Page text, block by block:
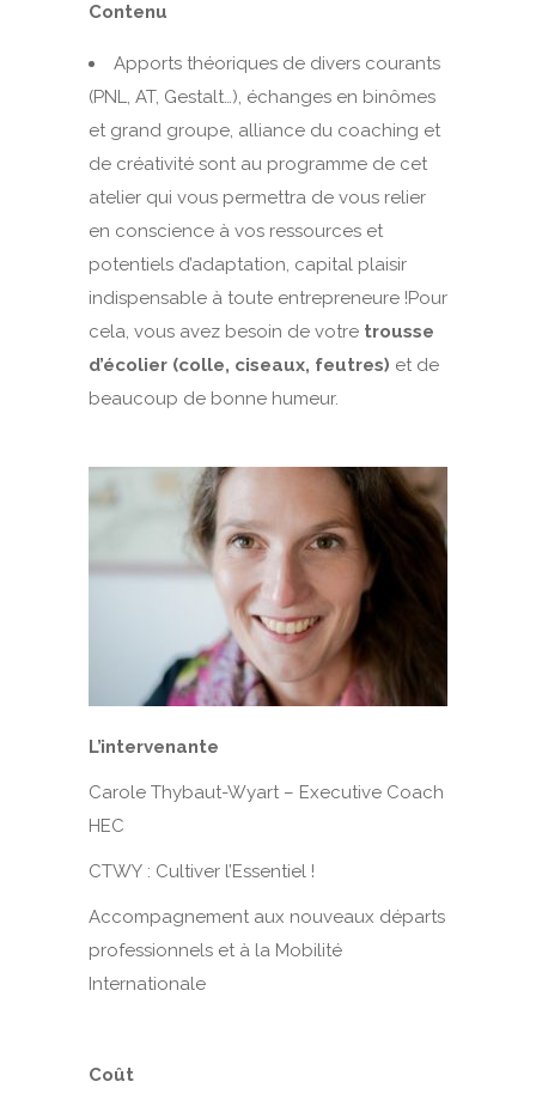
Contenu
Apports théoriques de divers courants
(PNL, AT, Gestalt…), échanges en binômes
et grand groupe, alliance du coaching et
de créativité sont au programme de cet
atelier qui vous permettra de vous relier
en conscience à vos ressources et
potentiels d’adaptation, capital plaisir
indispensable à toute entrepreneure !Pour
cela, vous avez besoin de votre trousse
d’écolier (colle, ciseaux, feutres) et de
beaucoup de bonne humeur.
L’intervenante
Carole Thybaut-Wyart – Executive Coach
HEC
CTWY : Cultiver l’Essentiel !
Accompagnement aux nouveaux départs
professionnels et à la Mobilité
Internationale
Coût